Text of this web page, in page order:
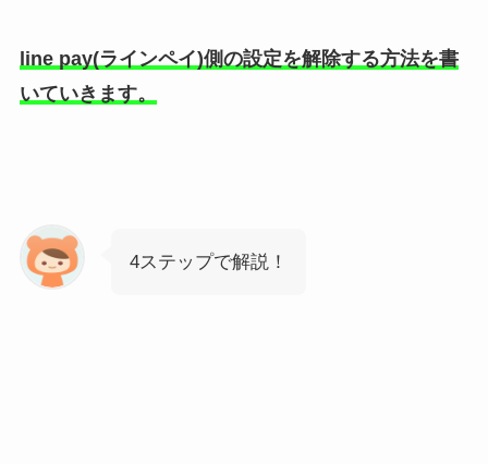
line pay(ラインペイ)側の設定を解除する方法を書
いていきます。
4ステップで解説！